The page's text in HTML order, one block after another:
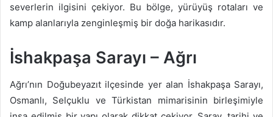
severlerin ilgisini çekiyor. Bu bölge, yürüyüş rotaları ve
kamp alanlarıyla zenginleşmiş bir doğa harikasıdır.
İshakpaşa Sarayı – Ağrı
Ağrı’nın Doğubeyazıt ilçesinde yer alan İshakpaşa Sarayı,
Osmanlı, Selçuklu ve Türkistan mimarisinin birleşimiyle